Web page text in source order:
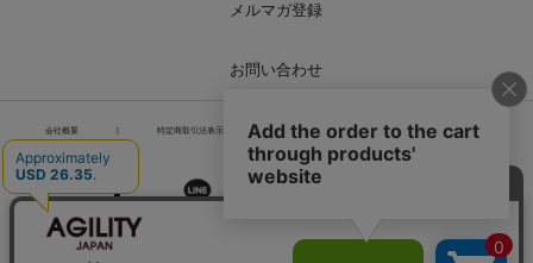
メルマガ登録
お問い合わせ
会社概要 特定商取引法表示 | 個人情報の取り扱い | サイトマップ